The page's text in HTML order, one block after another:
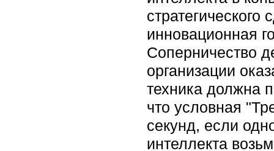
инновационная
Соперничество
организации
техника должна
что условная
секунд, если
интеллекта